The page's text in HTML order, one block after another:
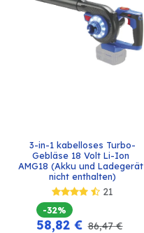
3-in-1 kabelloses Turbo-
Gebläse 18 Volt Li-Ion
AMG18 (Akku und Ladegerät
nicht enthalten)
21
-32%
58,82€ 86,47€